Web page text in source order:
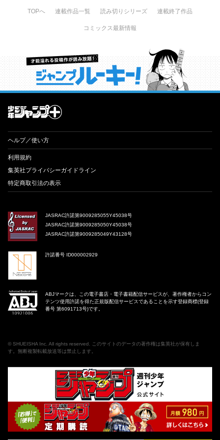
TOPへ 連載作品一覧 読み切りシリーズ 連載終了作品
コミックス最新情報
才能溢れる投稿作が読み放題！ ジャンプルーキー！
ヘルプ／使い方
利用規約
集英社プライバシーガイドライン
特定商取引法の表示
JASRAC許諾第9009285055Y45038号
JASRAC許諾第9009285050Y45038号
JASRAC許諾第9009285049Y43128号
許諾番号 ID000002929
ABJマークは、この電子書店・電子書籍配信サービスが、著作権者からコン
テンツ使用許諾を得た正規版配信サービスであることを示す登録商標(登録
番号 第6091713号)です。
© SHUEISHA Inc . All rights reserved. このサイトのデータの著作権は集英社が保有しま
す。無断複製転載放送等は禁止します。